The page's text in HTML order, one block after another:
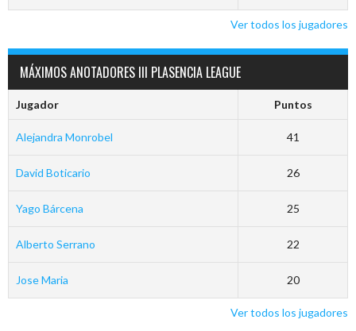
Ver todos los jugadores
MÁXIMOS ANOTADORES III PLASENCIA LEAGUE
Jugador Puntos
Alejandra Monrobel 41
David Boticario 26
Yago Bárcena 25
Alberto Serrano 22
Jose Maria 20
Ver todos los jugadores